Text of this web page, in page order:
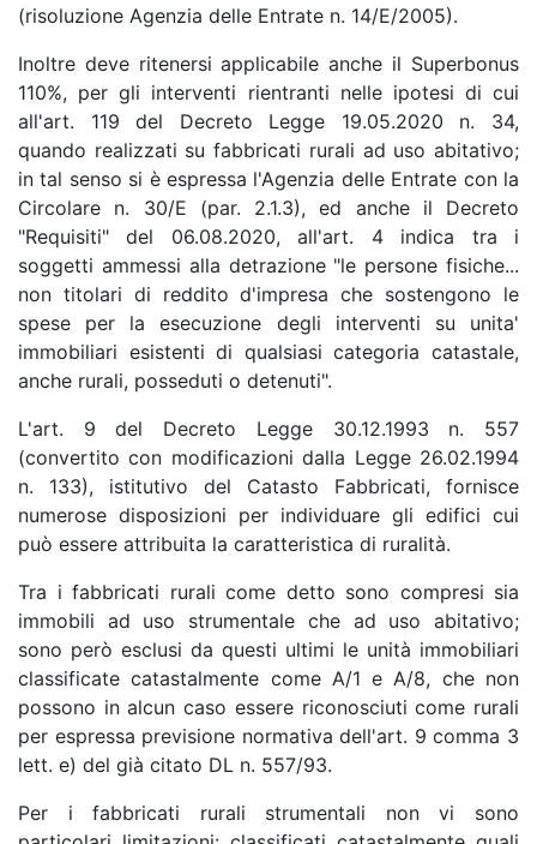
(risoluzione Agenzia delle Entrate n. 14/E/2005).
Inoltre deve ritenersi applicabile anche il Superbonus
110%, per gli interventi rientranti nelle ipotesi di cui
all'art. 119 del Decreto Legge 19.05.2020 n. 34,
quando realizzati su fabbricati rurali ad uso abitativo;
in tal senso si è espressa l'Agenzia delle Entrate con la
Circolare n. 30/E (par. 2.1.3), ed anche il Decreto
"Requisiti" del 06.08.2020, all'art. 4 indica tra i
soggetti ammessi alla detrazione "le persone fisiche...
non titolari di reddito d'impresa che sostengono le
spese per la esecuzione degli interventi su unita'
immobiliari esistenti di qualsiasi categoria catastale,
anche rurali, posseduti o detenuti".
L'art. 9 del Decreto Legge 30.12.1993 n. 557
(convertito con modificazioni dalla Legge 26.02.1994
n. 133), istitutivo del Catasto Fabbricati, fornisce
numerose disposizioni per individuare gli edifici cui
può essere attribuita la caratteristica di ruralità.
Tra i fabbricati rurali come detto sono compresi sia
immobili ad uso strumentale che ad uso abitativo;
sono però esclusi da questi ultimi le unità immobiliari
classificate catastalmente come A/1 e A/8, che non
possono in alcun caso essere riconosciuti come rurali
per espressa previsione normativa dell'art. 9 comma 3
lett. e) del già citato DL n. 557/93.
Per i fabbricati rurali strumentali non vi sono